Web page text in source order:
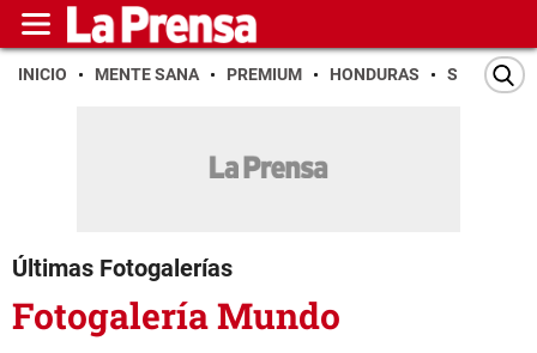
INICIO MENTE SANA PREMIUM HONDURAS SAN PEDRO
Últimas Fotogalerías
Fotogalería Mundo